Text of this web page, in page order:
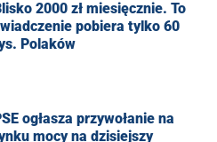
2000 zł miesięcznie. To
pobiera tylko 60
Polaków
ogłasza przywołanie na
mocy na dzisiejszy